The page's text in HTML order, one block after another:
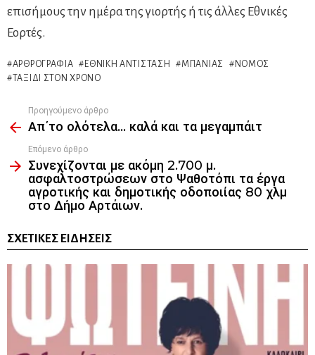
επισήμους την ημέρα της γιορτής ή τις άλλες Εθνικές
Εορτές.
ΑΡΘΡΟΓΡΑΦΊΑ ΕΘΝΙΚΉ ΑΝΤΊΣΤΑΣΗ ΜΠΑΝΙΆΣ
ΝΌΜΟΣ
ΤΑΞΊΔΙ ΣΤΟΝ ΧΡΌΝΟ
more
Προηγούμενο άρθρο
Απ΄το ολότελα… καλά και τα μεγαμπάιτ
Επόμενο άρθρο
Συνεχίζονται με ακόμη 2.700 μ.
ασφαλτοστρώσεων στο Ψαθοτόπι τα έργα
αγροτικής και δημοτικής οδοποιίας 80 χλμ
στο Δήμο Αρτάιων.
ΣΧΕΤΙΚΈΣ ΕΙΔΉΣΕΙΣ